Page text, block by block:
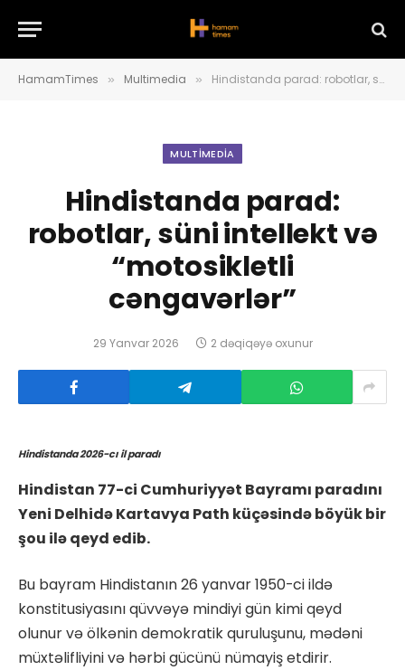
HamamTimes » Multimedia » Hindistanda parad: robotlar, süni intellekt və “motosikletli cəngavərlər”
MULTIMEDIA
Hindistanda parad:
robotlar, süni intellekt və
“motosikletli
cəngavərlər”
29 Yanvar 2026 2 dəqiqəyə oxunur
Hindistanda 2026-cı il paradı
Hindistan 77-ci Cumhuriyyət Bayramı paradını
Yeni Delhidə Kartavya Path küçəsində böyük bir
şou ilə qeyd edib.
Bu bayram Hindistanın 26 yanvar 1950-ci ildə
konstitusiyasını qüvvəyə mindiyi gün kimi qeyd
olunur və ölkənin demokratik quruluşunu, mədəni
müxtəlifliyini və hərbi gücünü nümayiş etdirir.